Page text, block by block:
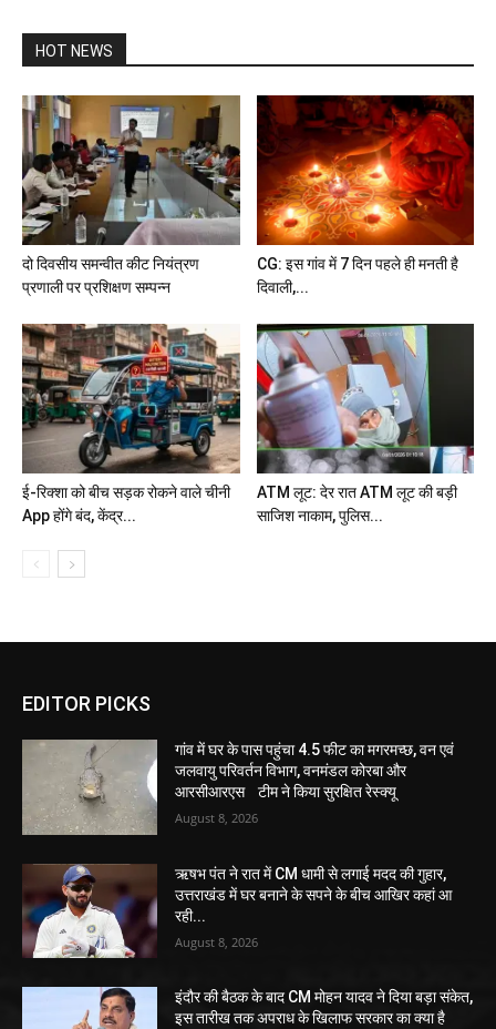
HOT NEWS
दो दिवसीय समन्वीत कीट नियंत्रण
प्रणाली पर प्रशिक्षण सम्पन्न
CG: इस गांव में 7 दिन पहले ही मनती है
दिवाली,...
ई-रिक्शा को बीच सड़क रोकने वाले चीनी
App होंगे बंद, केंद्र...
ATM लूट: देर रात ATM लूट की बड़ी
साजिश नाकाम, पुलिस...
EDITOR PICKS
गांव में घर के पास पहुंचा 4.5 फीट का मगरमच्छ, वन एवं
जलवायु परिवर्तन विभाग, वनमंडल कोरबा और
आरसीआरएस टीम ने किया सुरक्षित रेस्क्यू
August 8, 2026
ऋषभ पंत ने रात में CM धामी से लगाई मदद की गुहार,
उत्तराखंड में घर बनाने के सपने के बीच आखिर कहां आ
रही...
August 8, 2026
इंदौर की बैठक के बाद CM मोहन यादव ने दिया बड़ा संकेत,
इस तारीख तक अपराध के खिलाफ सरकार का क्या है